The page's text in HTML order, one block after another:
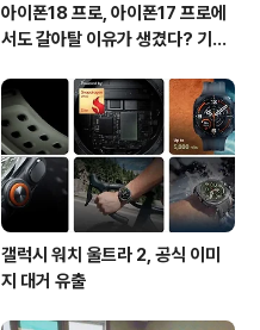
아이폰18 프로, 아이폰17 프로에
서도 갈아탈 이유가 생겼다? 기대
갤럭시 워치 울트라 2, 공식 이미
지 대거 유출